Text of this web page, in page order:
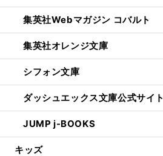
集英社Webマガジン コバルト
集英社オレンジ文庫
シフォン文庫
ダッシュエックス文庫公式サイト
JUMP j-BOOKS
キッズ